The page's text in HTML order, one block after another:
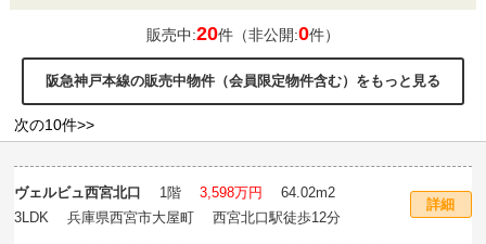
販売中:20件（非公開:0件）
阪急神戸本線の販売中物件（会員限定物件含む）をもっと見る
次の10件>>
ヴェルビュ西宮北口 1階3,598万円 64.02m2
3LDK 兵庫県西宮市大屋町 西宮北口駅徒歩12分
詳細